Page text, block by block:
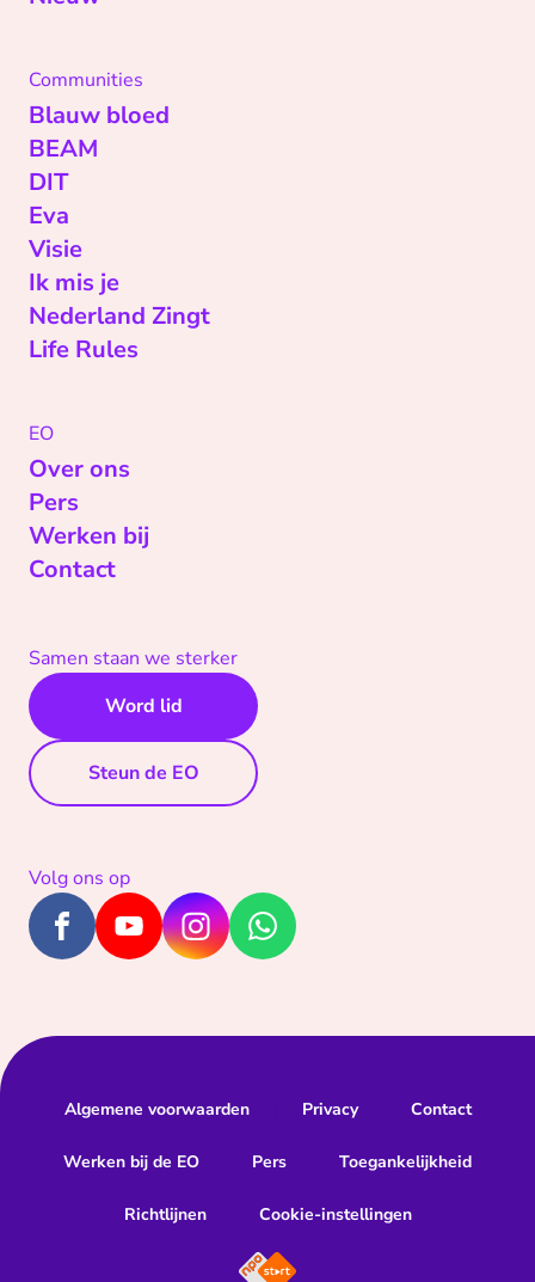
Communities
Blauw bloed
BEAM
DIT
Eva
Visie
Ik mis je
Nederland Zingt
Life Rules
EO
Over ons
Pers
Werken bij
Contact
Samen staan we sterker
Word lid
Steun de EO
Volg ons op
Algemene voorwaarden Privacy Contact
Werken bij de EO Pers Toegankelijkheid
Richtlijnen Cookie-instellingen